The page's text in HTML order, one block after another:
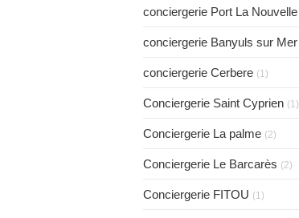
conciergerie Port La Nouvelle
conciergerie Banyuls sur Mer
conciergerie Cerbere (1)
Conciergerie Saint Cyprien (1)
Conciergerie La palme (2)
Conciergerie Le Barcarès (2)
Conciergerie FITOU (1)